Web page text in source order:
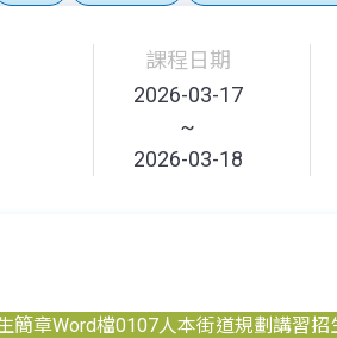
課程日期
2026-03-17
~
2026-03-18
簡章Word檔0107人本街道規劃講習